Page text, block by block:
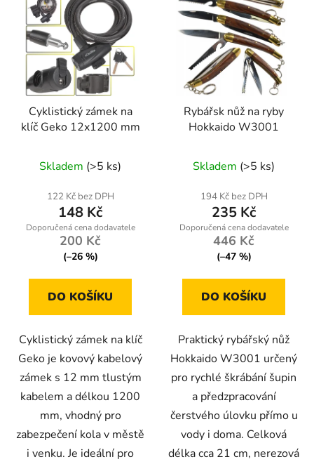
Cyklistický zámek na
klíč Geko 12x1200 mm
Skladem (>5 ks)
122 Kč bez DPH
148 Kč
200 Kč
(–26 %)
DO KOŠÍKU
Cyklistický zámek na klíč
Geko je kovový kabelový
zámek s 12 mm tlustým
kabelem a délkou 1200
mm, vhodný pro
zabezpečení kola v městě
i venku. Je ideální pro
Rybářsk nůž na ryby
Hokkaido W3001
Skladem (>5 ks)
194 Kč bez DPH
235 Kč
446 Kč
(–47 %)
DO KOŠÍKU
Praktický rybářský nůž
Hokkaido W3001 určený
pro rychlé škrábání šupin
a předzpracování
čerstvého úlovku přímo u
vody i doma. Celková
délka cca 21 cm, nerezová